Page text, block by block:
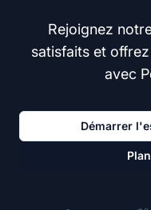
Rejoignez
satisfaits et
avec
Démarrer